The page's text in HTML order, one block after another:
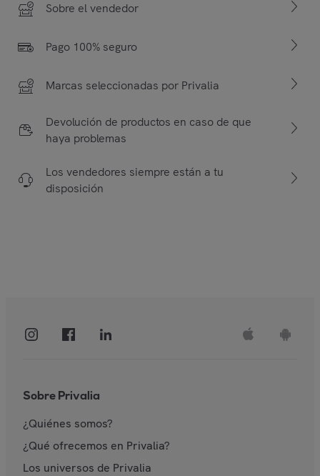
Sobre el vendedor
Pago 100% seguro
Marcas seleccionadas por Privalia
Devolución de productos en caso de que
haya problemas
Los vendedores siempre están a tu
disposición
Sobre Privalia
¿Quiénes somos?
¿Qué ofrecemos en Privalia?
Los universos de Privalia